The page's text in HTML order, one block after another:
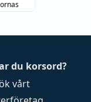
du korsord?
vårt